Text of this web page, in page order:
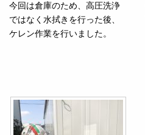
今回は倉庫のため、高圧洗浄
ではなく水拭きを行った後、
ケレン作業を行いました。